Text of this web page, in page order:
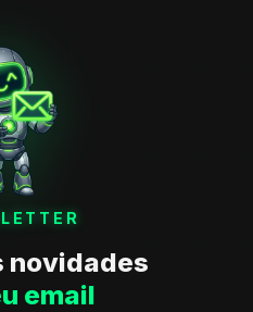
novidades
email